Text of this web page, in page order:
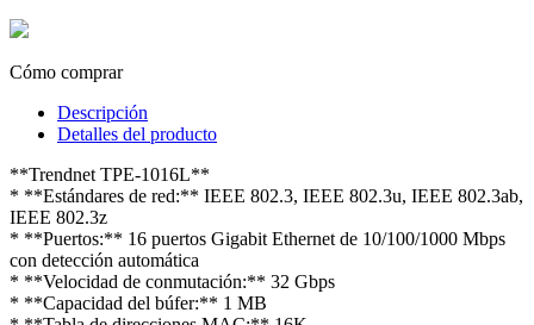
Cómo comprar
Descripción
Detalles del producto
**Trendnet TPE-1016L**
* **Estándares de red:** IEEE 802.3, IEEE 802.3u, IEEE 802.3ab,
IEEE 802.3z
* **Puertos:** 16 puertos Gigabit Ethernet de 10/100/1000 Mbps
con detección automática
* **Velocidad de conmutación:** 32 Gbps
* **Capacidad del búfer:** 1 MB